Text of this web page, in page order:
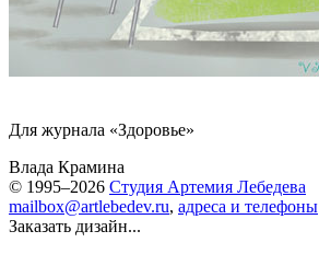
Для журнала «Здоровье»
Влада Крамина
© 1995–2026 Студия Артемия Лебедева
mailbox@artlebedev.ru, адреса и телефоны
Заказать дизайн...